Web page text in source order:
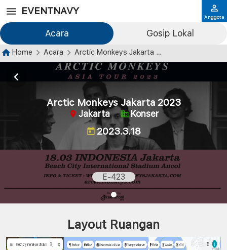
EVENTNAVY
Acara Gosip Lokal
Anggota
Home Acara Arctic Monkeys Jakarta 2023
Arctic Monkeys Jakarta 2023
Jakarta Konser
2023.3.18
E-423
Layout Ruangan